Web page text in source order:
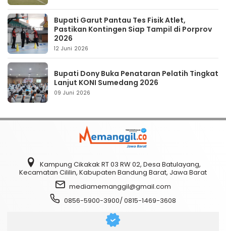
Bupati Garut Pantau Tes Fisik Atlet,
Pastikan Kontingen Siap Tampil di Porprov
2026
12 Juni 2026
Bupati Dony Buka Penataran Pelatih Tingkat
Lanjut KONI Sumedang 2026
09 Juni 2026
Kampung Cikakak RT 03 RW 02, Desa Batulayang,
Kecamatan Cililin, Kabupaten Bandung Barat, Jawa Barat
mediamemanggil@gmail.com
0856-5900-3900/ 0815-1469-3608